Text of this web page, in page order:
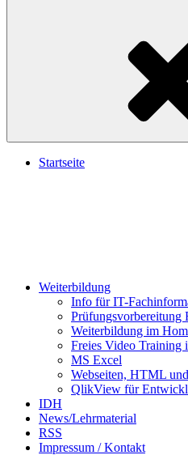
Startseite
Weiterbildung
Info für IT-
Prüfungsvorbereitung
Weiterbildung im
Freies Video Training
MS Excel
Webseiten, HTML
QlikView für
IDH
News/Lehrmaterial
RSS
Impressum / Kontakt